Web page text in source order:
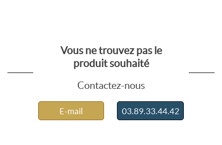
Vous ne trouvez pas le
produit souhaité
Contactez-nous
E-mail 03.89.33.44.42